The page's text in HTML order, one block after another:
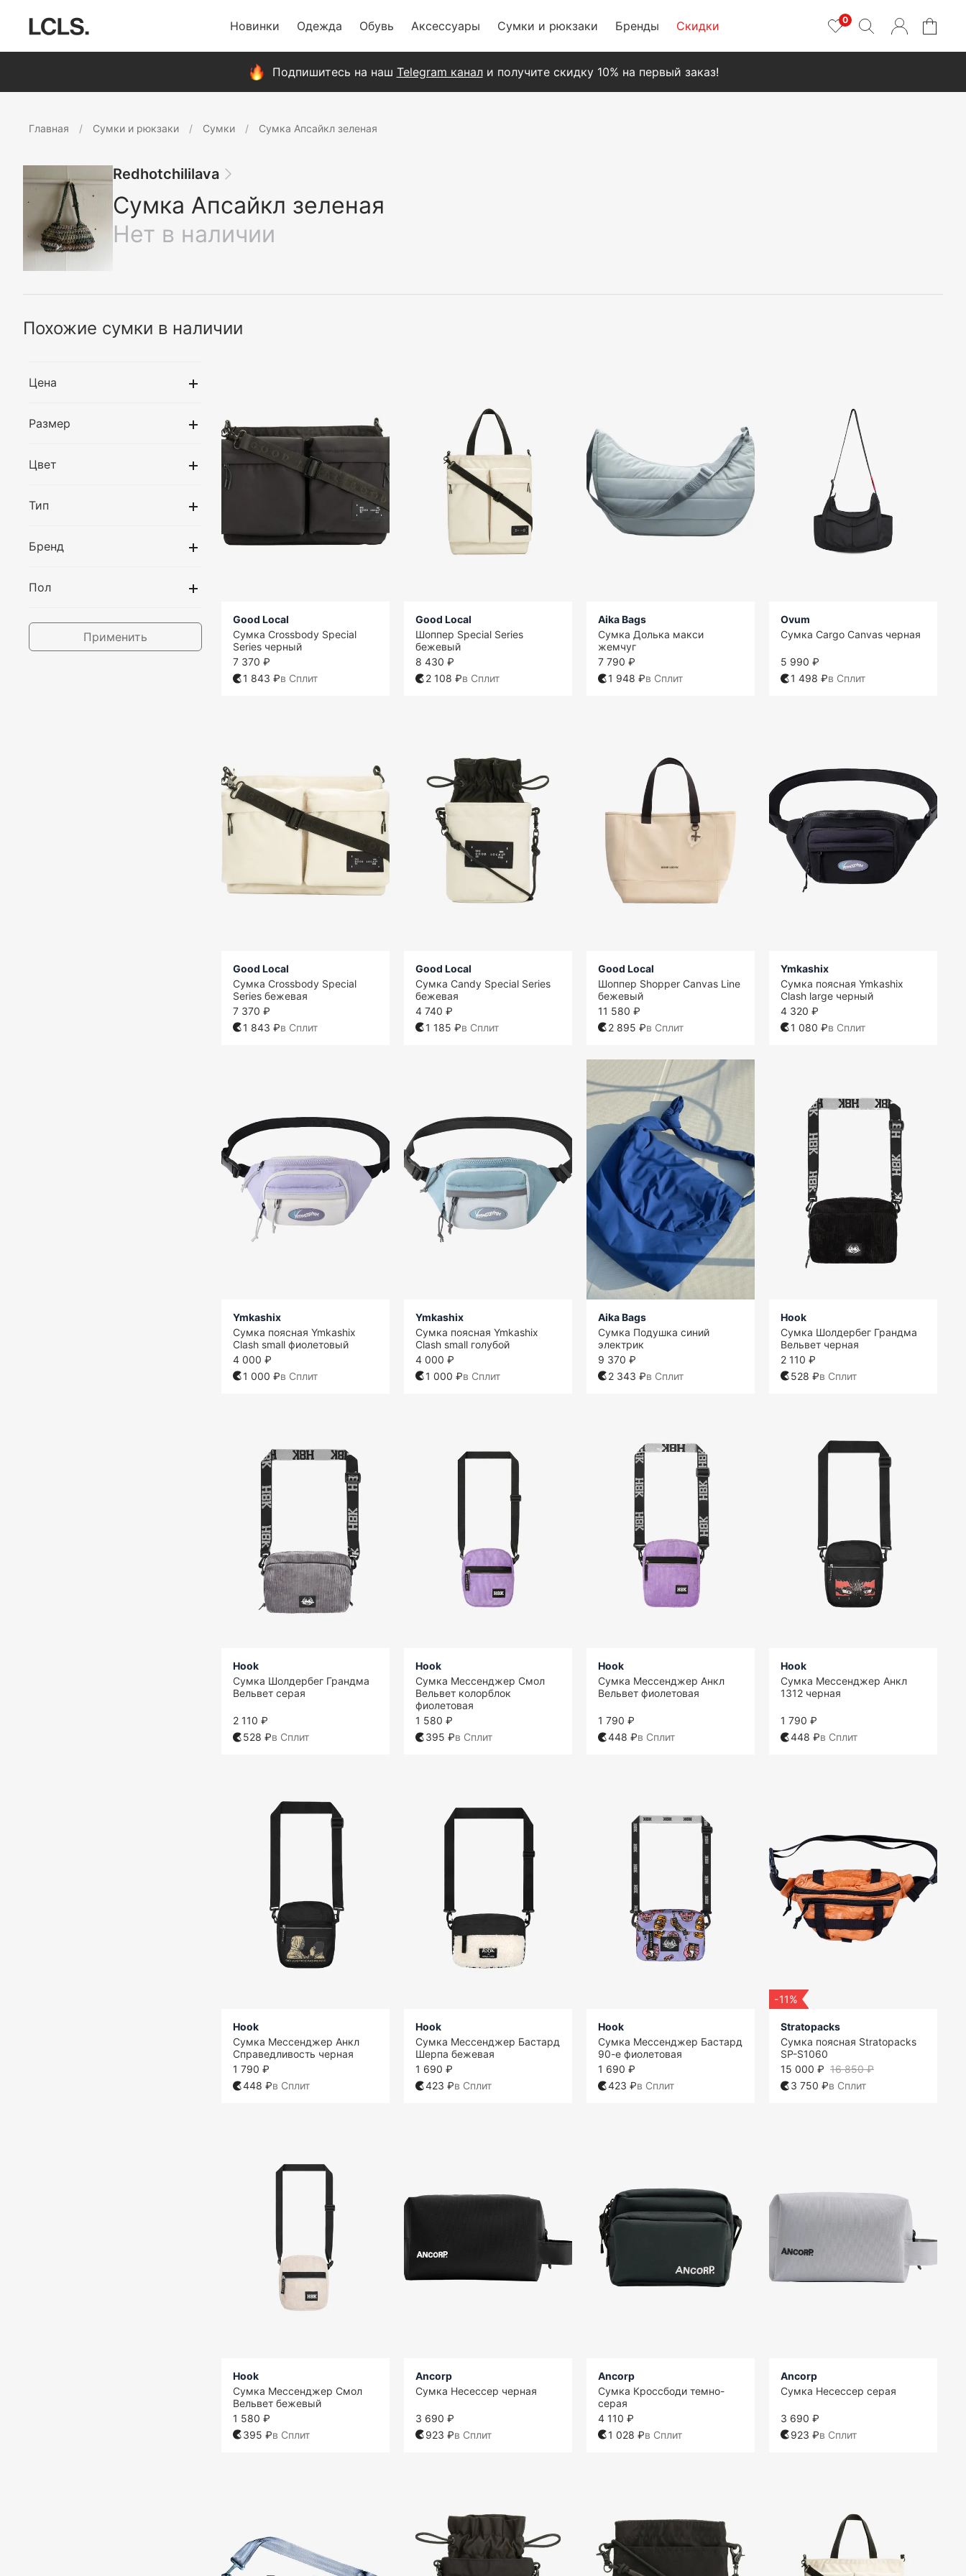
0
Новинки Одежда Обувь Аксессуары Сумки и рюкзаки Бренды Скидки
Подпишитесь на наш Telegram канали получите скидку 10% на первый заказ!
Главная Сумки и рюкзаки Сумки Сумка Апсайкл зеленая
Redhotchililava
Сумка Апсайкл зеленая
Нет в наличии
Похожие сумки в наличии
Цена
Размер
Цвет
Тип
Бренд
Пол
Применить
Good Local
Сумка Crossbody Special
Series черный
7 370 ₽
1 843 ₽в Сплит
Good Local
Шоппер Special Series
бежевый
8 430 ₽
2 108 ₽в Сплит
Aika Bags
Сумка Долька макси
жемчуг
7 790 ₽
1 948 ₽в Сплит
Ovum
Сумка Cargo Canvas черная
5 990 ₽
1 498 ₽в Сплит
Good Local
Сумка Crossbody Special
Series бежевая
7 370 ₽
1 843 ₽в Сплит
Good Local
Сумка Candy Special Series
бежевая
4 740 ₽
1 185 ₽в Сплит
Good Local
Шоппер Shopper Canvas Line
бежевый
11 580 ₽
2 895 ₽в Сплит
Ymkashix
Сумка поясная Ymkashix
Clash large черный
4 320 ₽
1 080 ₽в Сплит
Ymkashix
Сумка поясная Ymkashix
Clash small фиолетовый
4 000 ₽
1 000 ₽в Сплит
Ymkashix
Сумка поясная Ymkashix
Clash small голубой
4 000 ₽
1 000 ₽в Сплит
Aika Bags
Сумка Подушка синий
электрик
9 370 ₽
2 343 ₽в Сплит
Hook
Сумка Шолдербег Грандма
Вельвет черная
2 110 ₽
528 ₽в Сплит
Hook
Сумка Шолдербег Грандма
Вельвет серая
2 110 ₽
528 ₽в Сплит
Hook
Сумка Мессенджер Смол
Вельвет колорблок
фиолетовая
1 580 ₽
395 ₽в Сплит
Hook
Сумка Мессенджер Анкл
Вельвет фиолетовая
1 790 ₽
448 ₽в Сплит
Hook
Сумка Мессенджер Анкл
1312 черная
1 790 ₽
448 ₽в Сплит
Hook
Сумка Мессенджер Анкл
Справедливость черная
1 790 ₽
448 ₽в Сплит
Hook
Сумка Мессенджер Бастард
Шерпа бежевая
1 690 ₽
423 ₽в Сплит
Hook
Сумка Мессенджер Бастард
90-е фиолетовая
1 690 ₽
423 ₽в Сплит
-11%
Stratopacks
Сумка поясная Stratopacks
SP-S1060
16 850 ₽
15 000 ₽
3 750 ₽в Сплит
Hook
Сумка Мессенджер Смол
Вельвет бежевый
1 580 ₽
395 ₽в Сплит
Ancorp
Сумка Несессер черная
3 690 ₽
923 ₽в Сплит
Ancorp
Сумка Кроссбоди темно-
серая
4 110 ₽
1 028 ₽в Сплит
Ancorp
Сумка Несессер серая
3 690 ₽
923 ₽в Сплит